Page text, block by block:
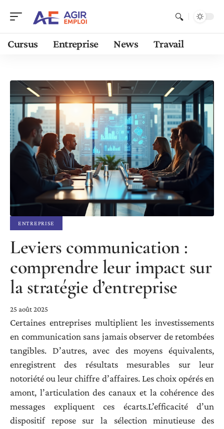
Cursus Entreprise News Travail
ENTREPRISE
Leviers communication :
comprendre leur impact sur
la stratégie d’entreprise
25 août 2025
Certaines entreprises multiplient les investissements
en communication sans jamais observer de retombées
tangibles. D’autres, avec des moyens équivalents,
enregistrent des résultats mesurables sur leur
notoriété ou leur chiffre d’affaires. Les choix opérés en
amont, l’articulation des canaux et la cohérence des
messages expliquent ces écarts.L’efficacité d’un
dispositif repose sur la sélection minutieuse des